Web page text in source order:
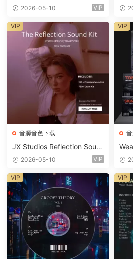
WAV MiDi FST-FANTASTiC
2026-05-10 VIP
p
ets-
音源音色下载
JX Studios Reflection Soun
d Kit WAV-FANTASTiC
2026-05-10 VIP
VIP
x
m 2
VIP
VIP VIP